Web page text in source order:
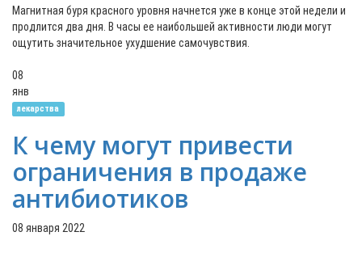
Магнитная буря красного уровня начнется уже в конце этой недели и
продлится два дня. В часы ее наибольшей активности люди могут
ощутить значительное ухудшение самочувствия.
08
янв
лекарства
К чему могут привести
ограничения в продаже
антибиотиков
08 января 2022